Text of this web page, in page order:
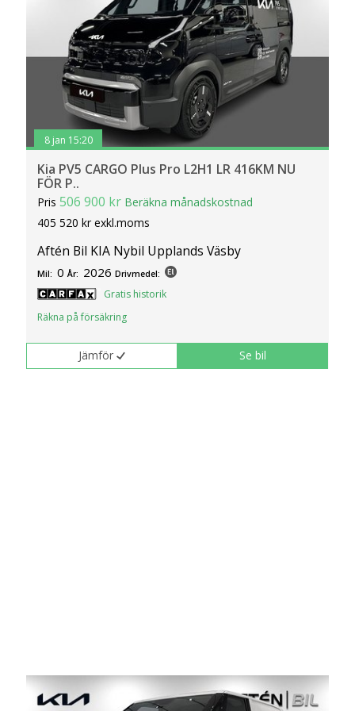
8 jan 15:20
Kia PV5 CARGO Plus Pro L2H1 LR 416KM NU
FÖR P..
Pris506 900 kr Beräkna månadskostnad
405 520 kr exkl.moms
Aftén Bil KIA Nybil Upplands Väsby
Mil: 0 År: 2026 Drivmedel:
Gratis historik
Räkna på försäkring
Jämför Se bil